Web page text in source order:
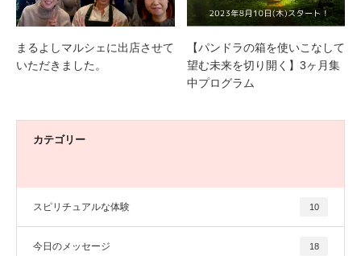
まるよしマルシェに出店させて
いただきました。
【パンドラの箱を使いこなして
望む未来を切り開く】3ヶ月集
中プログラム
カテゴリー
スピリチュアルな体験 10
今日のメッセージ 18